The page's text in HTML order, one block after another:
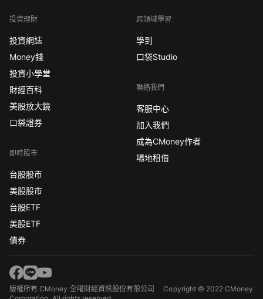
投資理財
投資網誌
Money錢
投資小學堂
財經百科
美股放大鏡
口袋證券
即時股市
台股股市
美股股市
台股ETF
美股ETF
債券
跨領域學習
學到
口袋Studio
聯絡我們
客服中心
加入我們
成為CMoney作者
場地租借
版權所有 CMoney 全曜財經資訊股份有限公司Copyright © 2022 CMoney